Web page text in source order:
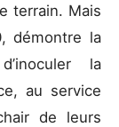
terrain. Mais
démontre la
la
au service
de leurs